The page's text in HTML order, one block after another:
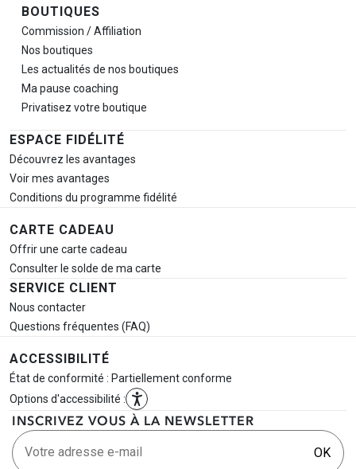
BOUTIQUES
Commission / Affiliation
Nos boutiques
Les actualités de nos boutiques
Ma pause coaching
Privatisez votre boutique
ESPACE FIDÉLITÉ
Découvrez les avantages
Voir mes avantages
Conditions du programme fidélité
CARTE CADEAU
Offrir une carte cadeau
Consulter le solde de ma carte
SERVICE CLIENT
Nous contacter
Questions fréquentes (FAQ)
ACCESSIBILITÉ
État de conformité : Partiellement conforme
Options d'accessibilité :
INSCRIVEZ VOUS À LA NEWSLETTER
Votre adresse e-mail OK